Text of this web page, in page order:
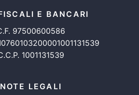
E BANCARI
97500600586
1001131539
NOTE LEGALI